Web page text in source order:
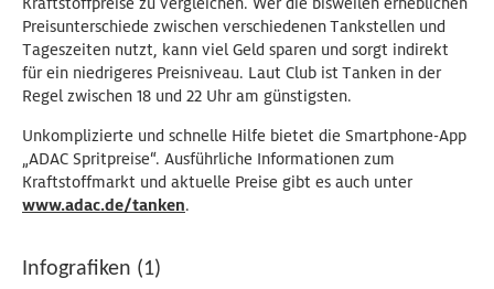
Preisunterschiede zwischen verschiedenen Tankstellen und
Tageszeiten nutzt, kann viel Geld sparen und sorgt indirekt
für ein niedrigeres Preisniveau. Laut Club ist Tanken in der
Regel zwischen 18 und 22 Uhr am günstigsten.
Unkomplizierte und schnelle Hilfe bietet die Smartphone-App
„ADAC Spritpreise“. Ausführliche Informationen zum
Kraftstoffmarkt und aktuelle Preise gibt es auch unter
www.adac.de/tanken.
Infografiken (1)